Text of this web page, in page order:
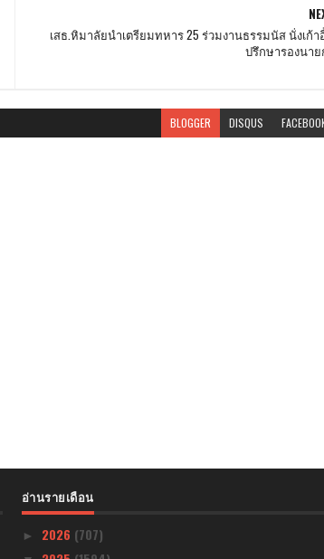
เสธ.หิมาลัยนำเตรียมทหาร 25 ร่วมงานธรรมนัส นั่งเก้า
ปรึกษารองนา
BLOGGER DISQUS
อ่านรายเดือน
► 2026 (707)